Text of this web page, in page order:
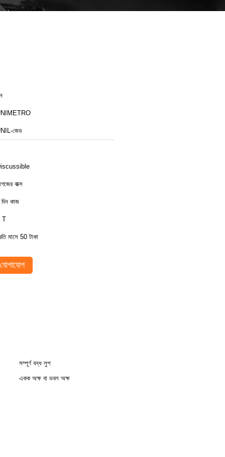
জেড
বাক্স
কাজ
T
মাসে 50 টাকা
সম্পূর্ণ বন্ধ লুপ
একক অক্ষ বা ডবল অক্ষ